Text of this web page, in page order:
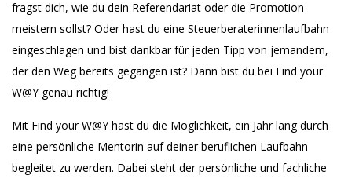
fragst dich, wie du dein Referendariat oder die Promotion
meistern sollst? Oder hast du eine Steuerberaterinnenlaufbahn
eingeschlagen und bist dankbar für jeden Tipp von jemandem,
der den Weg bereits gegangen ist? Dann bist du bei Find your
W@Y genau richtig!
Mit Find your W@Y hast du die Möglichkeit, ein Jahr lang durch
eine persönliche Mentorin auf deiner beruflichen Laufbahn
begleitet zu werden. Dabei steht der persönliche und fachliche